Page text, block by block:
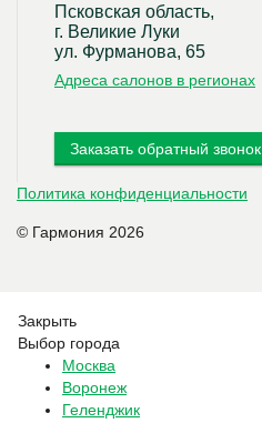
Псковская область,
г. Великие Луки
ул. Фурманова, 65
Адреса салонов в регионах
Заказать обратный звонок
Политика конфиденциальности
© Гармония 2026
Закрыть
Выбор города
Москва
Воронеж
Геленджик